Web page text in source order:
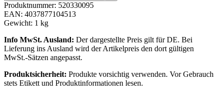
Produktnummer: 520330095
EAN: 4037877104513
Gewicht: 1 kg
Info MwSt. Ausland: Der dargestellte Preis gilt für DE. Bei
Lieferung ins Ausland wird der Artikelpreis den dort gültigen
MwSt.-Sätzen angepasst.
Produktsicherheit: Produkte vorsichtig verwenden. Vor Gebrauch
stets Etikett und Produktinformationen lesen.